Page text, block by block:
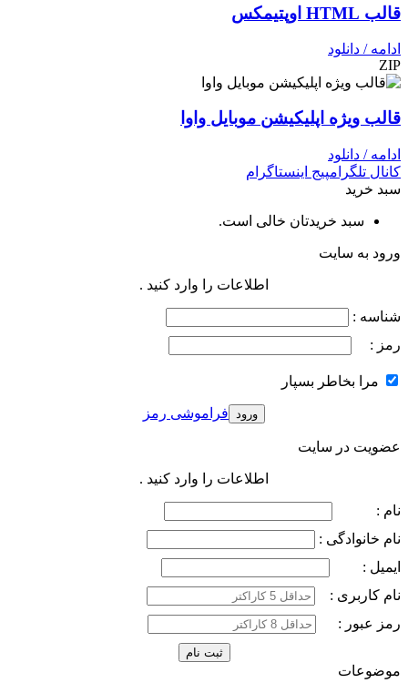
قالب HTML اوپتیمکس
ادامه / دانلود
ZIP
قالب ویژه اپلیکیشن موبایل‎ واوا
ادامه / دانلود
کانال تلگرامپیج اینستاگرام
سبد خرید
سبد خریدتان خالی است.
ورود به سایت
اطلاعات را وارد کنید .
شناسه :
رمز :
مرا بخاطر بسپار
فراموشی رمز
عضویت در سایت
اطلاعات را وارد کنید .
نام :
نام خانوادگی :
ایمیل :
نام کاربری :
رمز عبور :
موضوعات